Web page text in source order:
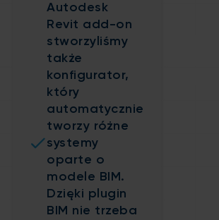
Autodesk
Revit add-on
stworzyliśmy
także
konfigurator,
który
automatycznie
tworzy różne
systemy
oparte o
modele BIM.
Dzięki plugin
BIM nie trzeba